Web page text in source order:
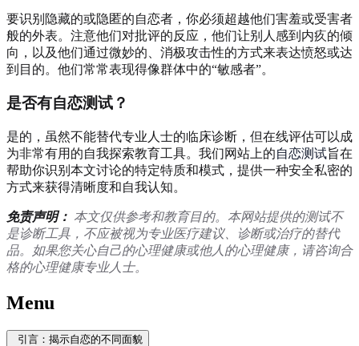
要识别隐藏的或隐匿的自恋者，你必须超越他们害羞或受害者
般的外表。注意他们对批评的反应，他们让别人感到内疚的倾
向，以及他们通过微妙的、消极攻击性的方式来表达愤怒或达
到目的。他们常常表现得像群体中的“敏感者”。
是否有自恋测试？
是的，虽然不能替代专业人士的临床诊断，但在线评估可以成
为非常有用的自我探索教育工具。我们网站上的自恋测试旨在
帮助你识别本文讨论的特定特质和模式，提供一种安全私密的
方式来获得清晰度和自我认知。
免责声明： 本文仅供参考和教育目的。本网站提供的测试不
是诊断工具，不应被视为专业医疗建议、诊断或治疗的替代
品。如果您关心自己的心理健康或他人的心理健康，请咨询合
格的心理健康专业人士。
Menu
引言：揭示自恋的不同面貌